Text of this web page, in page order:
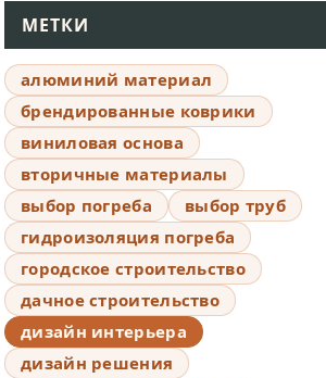
МЕТКИ
алюминий материал
брендированные коврики
виниловая основа
вторичные материалы
выбор погреба
выбор труб
гидроизоляция погреба
городское строительство
дачное строительство
дизайн интерьера
дизайн решения